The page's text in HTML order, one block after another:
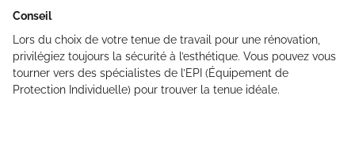
Conseil
Lors du choix de votre tenue de travail pour une rénovation,
privilégiez toujours la sécurité à l’esthétique. Vous pouvez vous
tourner vers des spécialistes de l’EPI (Équipement de
Protection Individuelle) pour trouver la tenue idéale.